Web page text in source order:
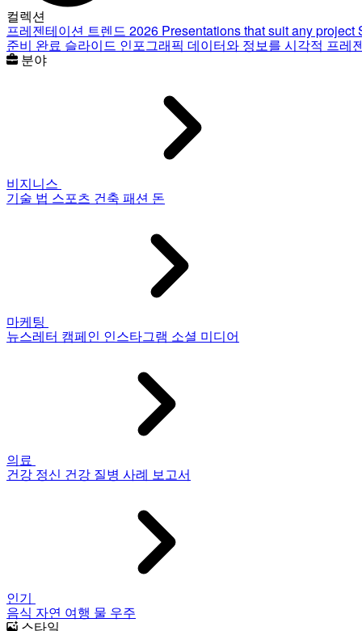
컬렉션
프레젠테이션 트렌드 2026 Presentations that suit any project
준비 완료 슬라이드 인포그래픽 데이터와 정보를 시각적 프레
분야
비지니스
기술 법 스포츠 건축 패션 돈
마케팅
뉴스레터 캠페인 인스타그램 소셜 미디어
의료
건강 정신 건강 질병 사례 보고서
인기
음식 자연 여행 물 우주
스타일